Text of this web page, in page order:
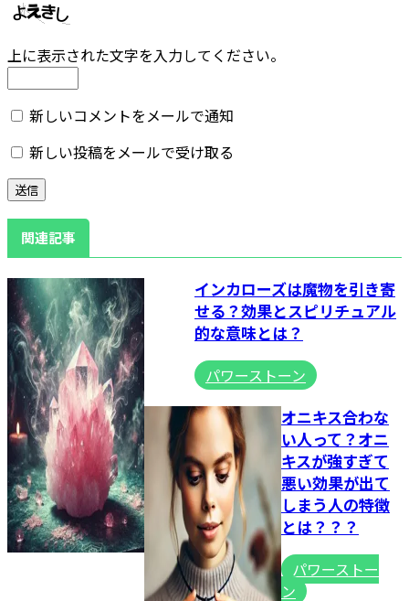
上に表示された文字を入力してください。
新しいコメントをメールで通知
新しい投稿をメールで受け取る
関連記事
インカローズは魔物を引き寄
せる？効果とスピリチュアル
的な意味とは？
パワーストーン
オニキス合わな
い人って？オニ
キスが強すぎて
悪い効果が出て
しまう人の特徴
とは？？？
パワーストー
ン